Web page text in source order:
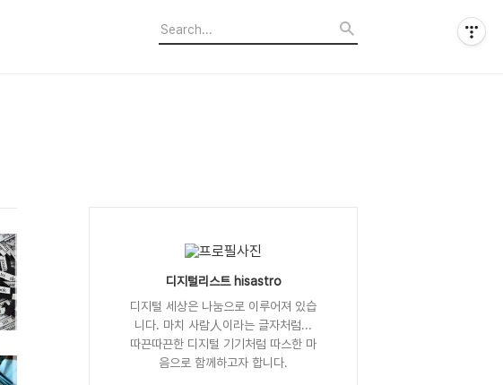
디지털리스트 hisastro
디지털 세상은 나눔으로 이루어져 있습
니다. 마치 사람人이라는 글자처럼...
따끈따끈한 디지털 기기처럼 따스한 마
음으로 함께하고자 합니다.